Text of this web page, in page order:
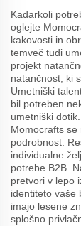
Kadarkoli
oglejte
kakovosti in
temveč tudi
projekt
natančnost, ki
Umetniški
bil potreben
umetniški dotik.
Momocrafts se
podrobnost.
individualne
potrebe B2B.
pretvori v lepo
identiteto vaše
imajo lesene
splošno